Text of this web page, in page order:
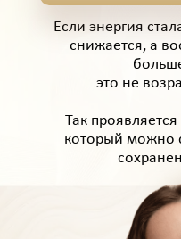
Если энергия
снижается, а
это не
Так
который можно